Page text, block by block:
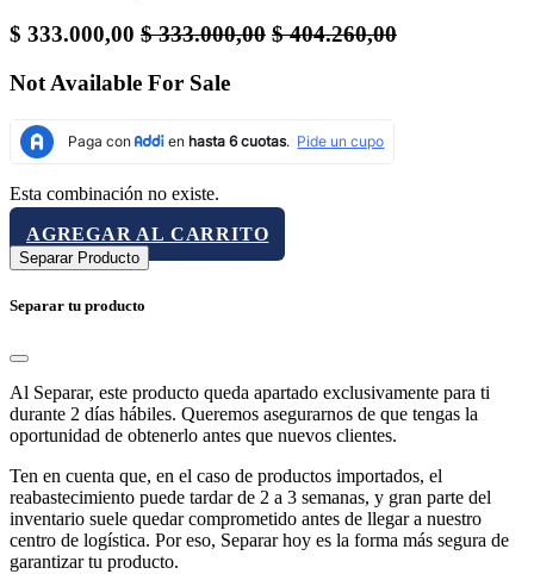
$ 333.000,00 $333.000,00 $404.260,00
Not Available For Sale
Esta combinación no existe.
AGREGAR AL CARRITO
Separar Producto
Separar tu producto
Al Separar, este producto queda apartado exclusivamente para ti
durante 2 días hábiles. Queremos asegurarnos de que tengas la
oportunidad de obtenerlo antes que nuevos clientes.
Ten en cuenta que, en el caso de productos importados, el
reabastecimiento puede tardar de 2 a 3 semanas, y gran parte del
inventario suele quedar comprometido antes de llegar a nuestro
centro de logística. Por eso, Separar hoy es la forma más segura de
garantizar tu producto.